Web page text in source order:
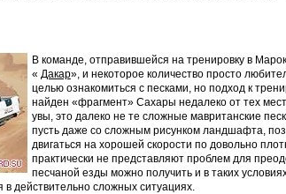
В команде, отправившейся на тренировку в
« Дакар», и некоторое количество просто
целью ознакомиться с песками, но подход к
найден «фрагмент» Сахары недалеко от тех
увы, это далеко не те сложные мавританские
пусть даже со сложным рисунком ландшафта,
двигаться на хорошей скорости по довольно
практически не представляют проблем для
песчаной езды можно получить и в таких
действительно сложных ситуациях.